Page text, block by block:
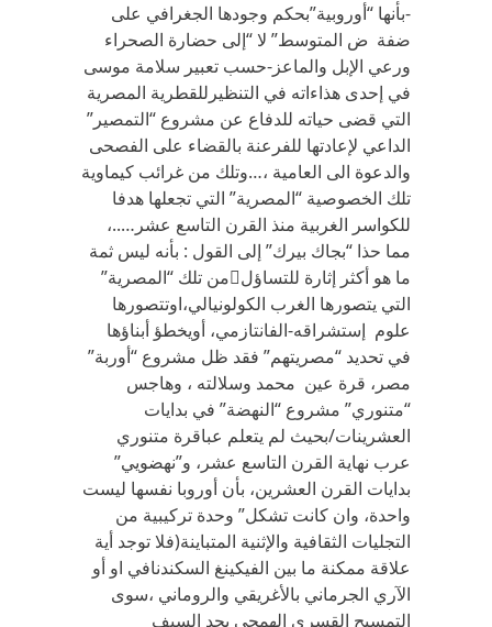
-بأنها “أوروبية”بحكم وجودها الجغرافي على
ضفة ض المتوسط” لا “إلى حضارة الصحراء
ورعي الإبل والماعز-حسب تعبير سلامة موسى
في إحدى هذاءاته في التنظيرللقطرية المصرية
التي قضى حياته للدفاع عن مشروع “التمصير”
الداعي لإعادتها للفرعنة بالقضاء على الفصحى
والدعوة الى العامية ،…وتلك من غرائب كيماوية
تلك الخصوصية “المصرية” التي تجعلها هدفا
للكواسر الغربية منذ القرن التاسع عشر…..،
مما حذا “بجاك بيرك” إلى القول : بأنه ليس ثمة
ما هو أكثر إثارة للتساؤلمن تلك “المصرية”
التي يتصورها الغرب الكولونيالي،اوتتصورها
علوم إستشراقه-الفانتازمي، أويخطؤ أبناؤها
في تحديد “مصريتهم” فقد ظل مشروع “أوربة”
مصر، قرة عين محمد وسلالته ، وهاجس
“متنوري” مشروع “النهضة” في بدايات
العشرينات/بحيث لم يتعلم عباقرة متنوري
عرب نهاية القرن التاسع عشر، و”نهضويي”
بدايات القرن العشرين، بأن أوروبا نفسها ليست
واحدة، وان كانت تشكل” وحدة تركيبية من
التجليات ‏الثقافية والإثنية المتباينة(فلا توجد أية
علاقة ممكنة ما بين الفيكينغ السكندنافي او أو
الآري الجرماني بالأغريقي والروماني ،سوى
التمسيح القسري الهمجي بحد السيف